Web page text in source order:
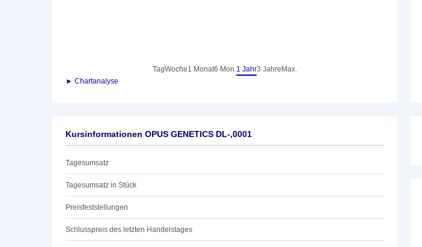
TagWoche1 Monat6 Mon.1 Jahr3 Jahre Max.
► Chartanalyse
Kursinformationen OPUS GENETICS DL-,0001
Tagesumsatz
Tagesumsatz in Stück
Preisfeststellungen
Schlusspreis des letzten Handelstages